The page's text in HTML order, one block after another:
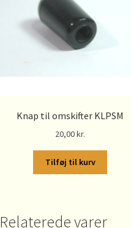
Knap til omskifter KLPSM
20,00kr.
Tilføj til kurv
Relaterede varer